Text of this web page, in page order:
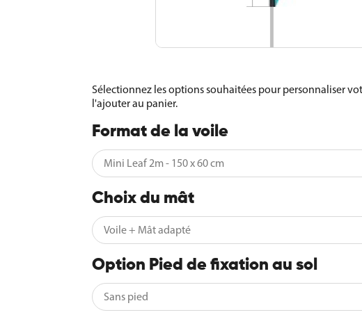
Sélectionnez les options souhaitées pour personnaliser
l'ajouter au panier.
Format de la voile
Choix du mât
Option Pied de fixation au sol